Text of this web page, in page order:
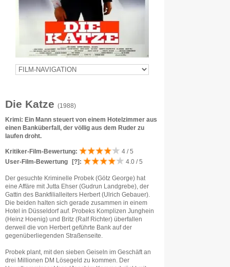
Die Katze (1988)
Krimi: Ein Mann steuert von einem Hotelzimmer aus
einen Banküberfall, der völlig aus dem Ruder zu
laufen droht.
Kritiker-Film-Bewertung:
4 / 5
User-Film-Bewertung
[?] : 4.0 / 5
Der gesuchte Kriminelle Probek (Götz George) hat
eine Affäre mit Jutta Ehser (Gudrun Landgrebe), der
Gattin des Bankfilialleiters Herbert (Ulrich Gebauer).
Die beiden halten sich gerade zusammen in einem
Hotel in Düsseldorf auf. Probeks Komplizen Junghein
(Heinz Hoenig) und Britz (Ralf Richter) überfallen
derweil die von Herbert geführte Bank auf der
gegenüberliegenden Straßenseite.
Probek plant, mit den sieben Geiseln im Geschäft an
drei Millionen DM Lösegeld zu kommen. Der